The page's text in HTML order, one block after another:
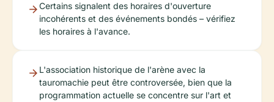
Certains signalent des horaires d'ouverture
incohérents et des événements bondés – vérifiez
les horaires à l'avance.
L'association historique de l'arène avec la
tauromachie peut être controversée, bien que la
programmation actuelle se concentre sur l'art et